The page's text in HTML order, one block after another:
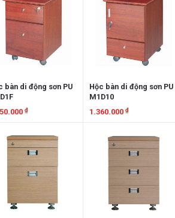
bàn di động sơn PU
₫
Hộc bàn di động sơn PU
M1D10
1.360.000₫